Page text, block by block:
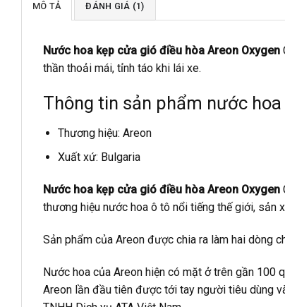
MÔ TẢ ĐÁNH GIÁ (1)
Nước hoa kẹp cửa gió điều hòa Areon Oxygen
thần thoải mái, tỉnh táo khi lái xe.
Thông tin sản phẩm nước
Thương hiệu: Areon
Xuất xứ: Bulgaria
Nước hoa kẹp cửa gió điều hòa Areon Oxygen
thương hiệu nước hoa ô tô nổi tiếng thế giới, sản
Sản phẩm của Areon được chia ra làm hai dòng
Nước hoa của Areon hiện có mặt ở trên gần 100
Areon lần đầu tiên được tới tay người tiêu dùng